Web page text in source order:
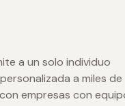
a un solo individuo
a miles de
empresas con